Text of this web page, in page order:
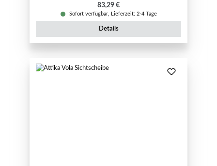
Regulärer Preis:
83,29 €
Sofort verfügbar, Lieferzeit: 2-4 Tage
Details